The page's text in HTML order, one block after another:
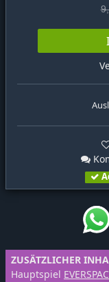
ZUSÄTZLICHER
Hauptspiel